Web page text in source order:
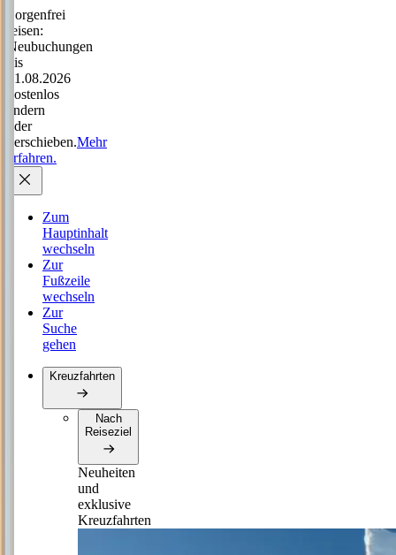
Sorgenfrei
reisen:
Neubuchungen
bis
31.08.2026
kostenlos
ändern
oder
verschieben.Mehr
erfahren.
Zum
Hauptinhalt
wechseln
Zur
Fußzeile
wechseln
Zur
Suche
gehen
Kreuzfahrten
Nach
Reiseziel
Neuheiten
und
exklusive
Kreuzfahrten